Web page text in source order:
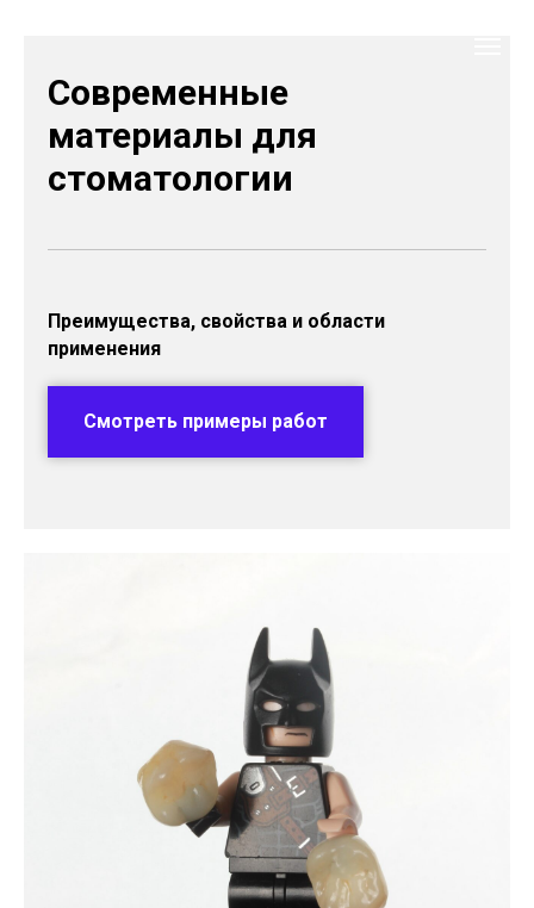
Современные
материалы для
стоматологии
Преимущества, свойства и области
применения
Смотреть примеры работ